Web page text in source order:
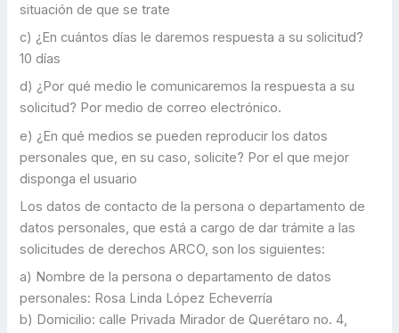
situación de que se trate
c) ¿En cuántos días le daremos respuesta a su solicitud?
10 días
d) ¿Por qué medio le comunicaremos la respuesta a su
solicitud? Por medio de correo electrónico.
e) ¿En qué medios se pueden reproducir los datos
personales que, en su caso, solicite? Por el que mejor
disponga el usuario
Los datos de contacto de la persona o departamento de
datos personales, que está a cargo de dar trámite a las
solicitudes de derechos ARCO, son los siguientes:
a) Nombre de la persona o departamento de datos
personales: Rosa Linda López Echeverría
b) Domicilio: calle Privada Mirador de Querétaro no. 4,